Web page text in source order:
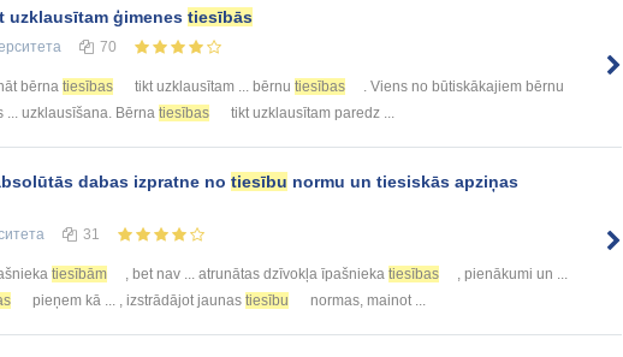
uzklausītam ģimenes tiesībās
70
bērna tiesības tikt uzklausītam ... bērnu tiesības
. Viens no būtiskākajiem bērnu
... uzklausīšana. Bērna tiesības tikt uzklausītam paredz ...
dabas izpratne no tiesību normu un tiesiskās apziņas
31
tiesībām , bet nav ... atrunātas dzīvokļa īpašnieka tiesības
, pienākumi un ...
pieņem kā ... , izstrādājot jaunas tiesību normas, mainot ...